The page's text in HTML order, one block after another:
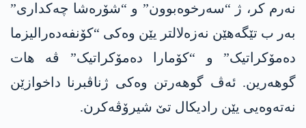
نەرم کر، ژ “سەرخوەبوون” و “شۆرەشا چەکداری”
بەر ب تێگەھێن نەزەلالتر یێن وەکی “کۆنفەدەرالیزما
دەمۆکراتیک” و “کۆمارا دەمۆکراتیک” ڤە هات
گوهەرین. ئەڤ گوھەرتن وەکی ژناڤبرنا داخوازێن
نەتەوەیی یێن رادیکال تێ شیرۆڤەکرن.